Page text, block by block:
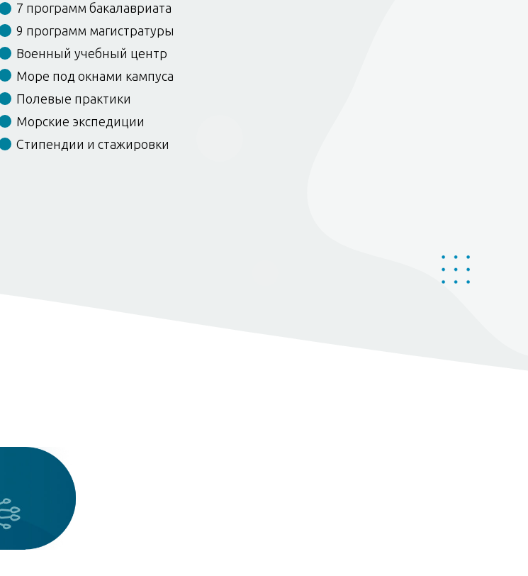
7 программ бакалавриата
9 программ магистратуры
Военный учебный центр
Море под окнами кампуса
Полевые практики
Морские экспедиции
Стипендии и стажировки